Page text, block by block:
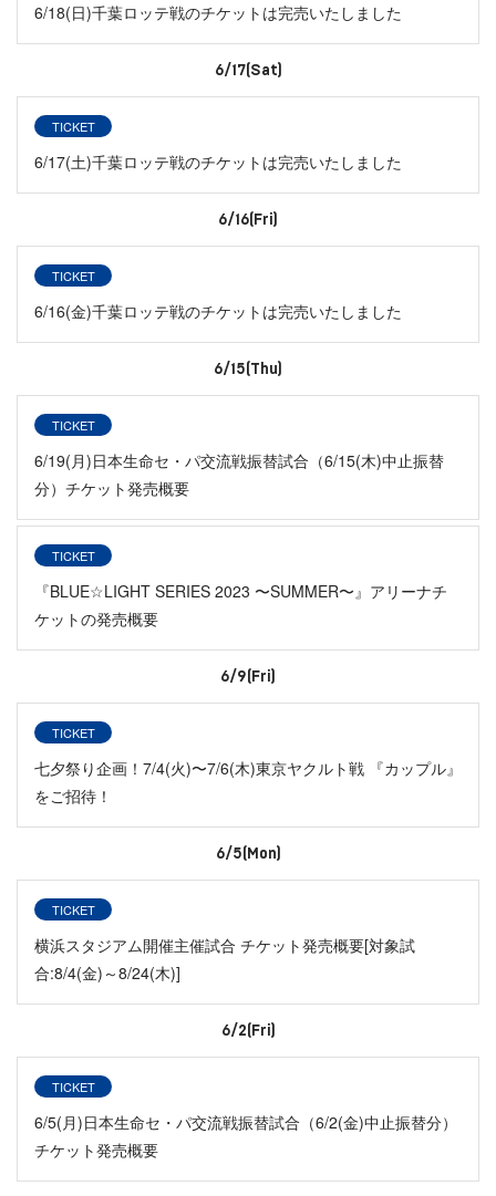
6/18(日)千葉ロッテ戦のチケットは完売いたしました
6/17(Sat)
TICKET
6/17(土)千葉ロッテ戦のチケットは完売いたしました
6/16(Fri)
TICKET
6/16(金)千葉ロッテ戦のチケットは完売いたしました
6/15(Thu)
TICKET
6/19(月)日本生命セ・パ交流戦振替試合（6/15(木)中止振替
分）チケット発売概要
TICKET
『BLUE☆LIGHT SERIES 2023 〜SUMMER〜』アリーナチ
ケットの発売概要
6/9(Fri)
TICKET
七夕祭り企画！7/4(火)〜7/6(木)東京ヤクルト戦 『カップル』
をご招待！
6/5(Mon)
TICKET
横浜スタジアム開催主催試合 チケット発売概要[対象試
合:8/4(金)～8/24(木)]
6/2(Fri)
TICKET
6/5(月)日本生命セ・パ交流戦振替試合（6/2(金)中止振替分）
チケット発売概要